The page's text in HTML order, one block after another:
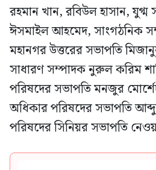
রহমান খান, রবিউল হাসান, যুগ্ম
ঈসমাইল আহমেদ, সাংগঠনিক
মহানগর উত্তরের সভাপতি
সাধারণ সম্পাদক নুরুল করিম
পরিষদের সভাপতি মনজুর
অধিকার পরিষদের সভাপতি
পরিষদের সিনিয়র সভাপতি